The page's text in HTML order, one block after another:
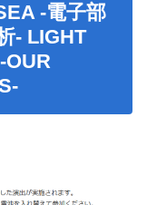
-電子部
- LIGHT
OUR